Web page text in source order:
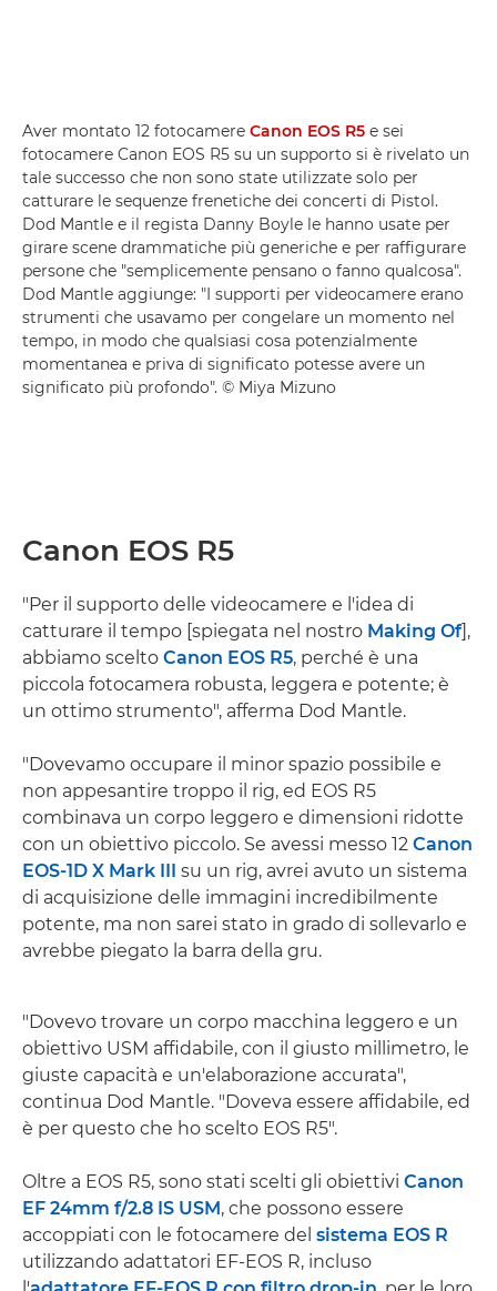
Aver montato 12 fotocamere Canon EOS R5 e sei
fotocamere Canon EOS R5 su un supporto si è rivelato un
tale successo che non sono state utilizzate solo per
catturare le sequenze frenetiche dei concerti di Pistol.
Dod Mantle e il regista Danny Boyle le hanno usate per
girare scene drammatiche più generiche e per raffigurare
persone che "semplicemente pensano o fanno qualcosa".
Dod Mantle aggiunge: "I supporti per videocamere erano
strumenti che usavamo per congelare un momento nel
tempo, in modo che qualsiasi cosa potenzialmente
momentanea e priva di significato potesse avere un
significato più profondo". © Miya Mizuno
Canon EOS R5
"Per il supporto delle videocamere e l'idea di
catturare il tempo [spiegata nel nostro Making Of],
abbiamo scelto Canon EOS R5, perché è una
piccola fotocamera robusta, leggera e potente; è
un ottimo strumento", afferma Dod Mantle.
"Dovevamo occupare il minor spazio possibile e
non appesantire troppo il rig, ed EOS R5
combinava un corpo leggero e dimensioni ridotte
con un obiettivo piccolo. Se avessi messo 12 Canon
EOS-1D X Mark III su un rig, avrei avuto un sistema
di acquisizione delle immagini incredibilmente
potente, ma non sarei stato in grado di sollevarlo e
avrebbe piegato la barra della gru.
"Dovevo trovare un corpo macchina leggero e un
obiettivo USM affidabile, con il giusto millimetro, le
giuste capacità e un'elaborazione accurata",
continua Dod Mantle. "Doveva essere affidabile, ed
è per questo che ho scelto EOS R5".
Oltre a EOS R5, sono stati scelti gli obiettivi Canon
EF 24mm f/2.8 IS USM, che possono essere
accoppiati con le fotocamere del sistema EOS R
utilizzando adattatori EF-EOS R, incluso